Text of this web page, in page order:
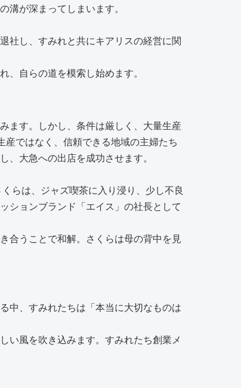
溝が深まってしまいます。
社し、すみれと共にキアリスの経営に関
自らの道を模索し始めます。
ます。しかし、条件は厳しく、大量生産
ではなく、信頼できる地域の主婦たち
大急への出店を成功させます。
らは、ジャズ喫茶に入り浸り、少し不良
ションブランド「エイス」の社長として
合うことで和解。さくらは母の背中を見
中、すみれたちは「本当に大切なものは
い風を吹き込みます。すみれたち創業メ